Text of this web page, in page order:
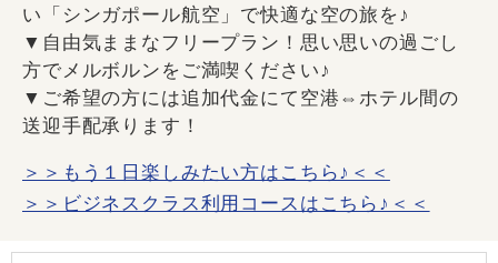
い「シンガポール航空」で快適な空の旅を♪
▼自由気ままなフリープラン！思い思いの過ごし
方でメルボルンをご満喫ください♪
▼ご希望の方には追加代金にて空港⇔ホテル間の
送迎手配承ります！
＞＞もう１日楽しみたい方はこちら♪＜＜
＞＞ビジネスクラス利用コースはこちら♪＜＜